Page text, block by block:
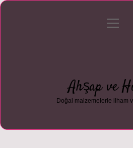
Gizlilik menüyü
Ahşap ve
Doğal malzemelerle ilham